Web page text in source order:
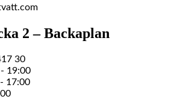
2 – Backaplan
30
19:00
17:00